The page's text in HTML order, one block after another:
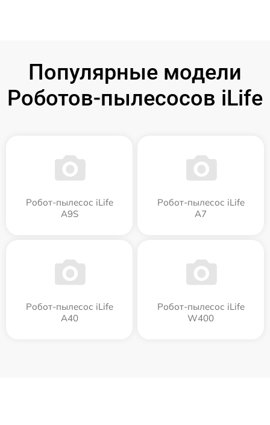
Популярные модели
Роботов-пылесосов iLife
Робот-пылесос iLife
A9S
Робот-пылесос iLife
A7
Робот-пылесос iLife
A40
Робот-пылесос iLife
W400